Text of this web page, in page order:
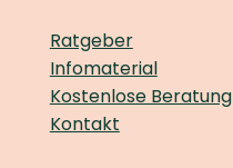
Ratgeber
Infomaterial
Kostenlose Beratung
Kontakt